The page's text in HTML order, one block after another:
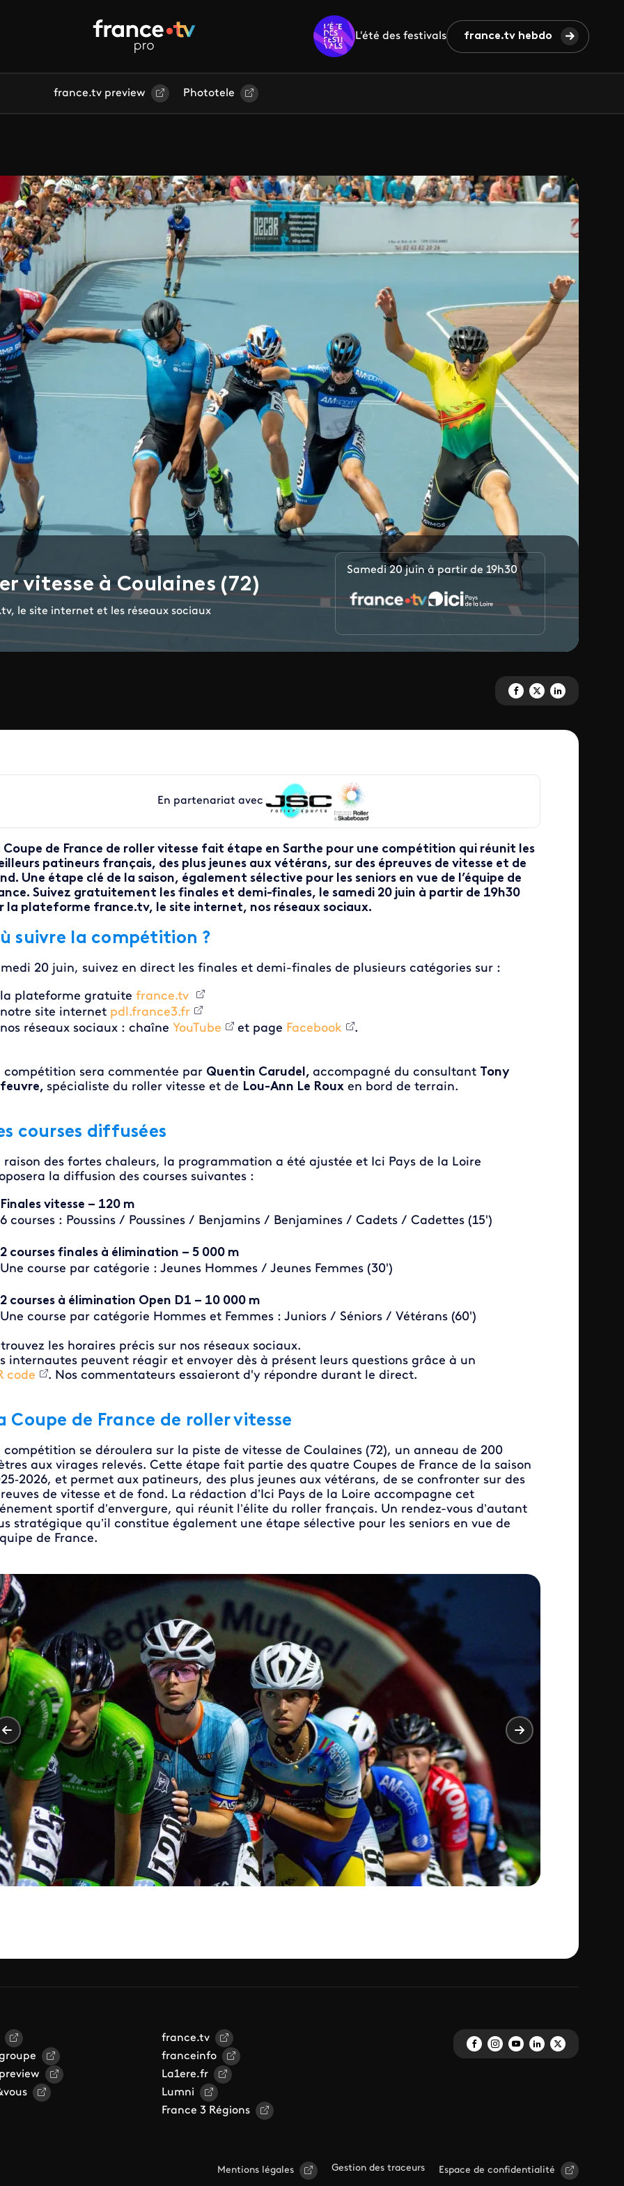
L'été des festivals france.tv hebdo
france.tv preview Phototele
vitesse à Coulaines (72)
le site internet et les réseaux sociaux
Samedi 20 juin à partir de 19h30
Partagez 'Coupe de France
Partagez 'Coupe de
Partagez 'Coupe
En partenariat avec
Coupe de France de roller vitesse fait étape en Sarthe pour une compétition qui réunit les
patineurs français, des plus jeunes aux vétérans, sur des épreuves de vitesse et de
Une étape clé de la saison, également sélective pour les seniors en vue de l’équipe de
Suivez gratuitement les finales et demi-finales, le samedi 20 juin à partir de 19h30
la plateforme france.tv, le site internet, nos réseaux sociaux.
suivre la compétition ?
20 juin, suivez en direct les finales et demi-finales de plusieurs catégories sur :
la plateforme gratuite france.tv
notre site internet pdl.france3.fr
nos réseaux sociaux : chaîne YouTube et page Facebook .
compétition sera commentée par Quentin Carudel, accompagné du consultant Tony
spécialiste du roller vitesse et de Lou-Ann Le Rouxen bord de terrain.
courses diffusées
raison des fortes chaleurs, la programmation a été ajustée et Ici Pays de la Loire
la diffusion des courses suivantes :
Finales vitesse – 120 m
6 courses : Poussins / Poussines / Benjamins / Benjamines / Cadets / Cadettes (15')
2 courses finales à élimination – 5 000 m
Une course par catégorie : Jeunes Hommes / Jeunes Femmes (30')
2 courses à élimination Open D1 – 10 000 m
Une course par catégorie Hommes et Femmes : Juniors / Séniors / Vétérans (60')
les horaires précis sur nos réseaux sociaux.
internautes peuvent réagir et envoyer dès à présent leurs questions grâce à un
code
. Nos commentateurs essaieront d'y répondre durant le direct.
Coupe de France de roller vitesse
compétition se déroulera sur la piste de vitesse de Coulaines (72), un anneau de 200
aux virages relevés. Cette étape fait partie des quatre Coupes de France de la saison
et permet aux patineurs, des plus jeunes aux vétérans, de se confronter sur des
de vitesse et de fond. La rédaction d’Ici Pays de la Loire accompagne cet
sportif d’envergure, qui réunit l’élite du roller français. Un rendez-vous d’autant
stratégique qu’il constitue également une étape sélective pour les seniors en vue de
de France.
france.tv
franceinfo
La1ere.fr
Lumni
France 3 Régions
Mentions légales Gestion des traceurs Espace de confidentialité